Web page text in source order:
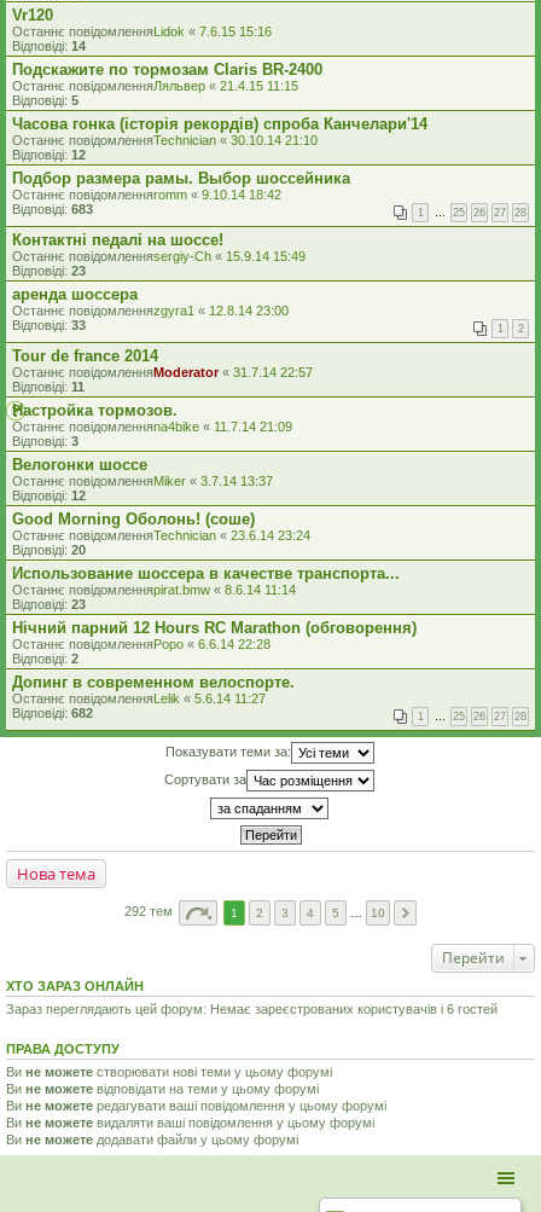
Vr120
Останнє повідомленняLidok « 7.6.15 15:16
Відповіді: 14
Подскажите по тормозам Claris BR-2400
Останнє повідомленняЛяльвер « 21.4.15 11:15
Відповіді: 5
Часова гонка (історія рекордів) спроба Канчелари'14
Останнє повідомленняTechnician « 30.10.14 21:10
Відповіді: 12
Подбор размера рамы. Выбор шоссейника
Останнє повідомленняromm « 9.10.14 18:42
Відповіді: 683 1 … 25 26 27 28
Контактні педалі на шоссе!
Останнє повідомленняsergiy-Ch « 15.9.14 15:49
Відповіді: 23
аренда шоссера
Останнє повідомленняzgyra1 « 12.8.14 23:00
Відповіді: 33 1 2
Tour de france 2014
Останнє повідомленняModerator« 31.7.14 22:57
Відповіді: 11
Настройка тормозов.
Останнє повідомленняna4bike « 11.7.14 21:09
Відповіді: 3
Велогонки шоссе
Останнє повідомленняMiker « 3.7.14 13:37
Відповіді: 12
Good Morning Оболонь! (соше)
Останнє повідомленняTechnician « 23.6.14 23:24
Відповіді: 20
Использование шоссера в качестве транспорта...
Останнє повідомленняpirat.bmw « 8.6.14 11:14
Відповіді: 23
Нічний парний 12 Hours RC Marathon (обговорення)
Останнє повідомленняPopo « 6.6.14 22:28
Відповіді: 2
Допинг в современном велоспорте.
Останнє повідомленняLelik « 5.6.14 11:27
Відповіді: 682 1 … 25 26 27 28
Показувати теми за:
Сортувати за
Нова тема
292 тем 1 2 3 4 5 10
Перейти
ХТО ЗАРАЗ ОНЛАЙН
Зараз переглядають цей форум: Немає зареєстрованих користувачів і 6 гостей
ПРАВА ДОСТУПУ
Ви не можете створювати нові теми у цьому форумі
Ви не можете відповідати на теми у цьому форумі
Ви не можете редагувати ваші повідомлення у цьому форумі
Ви не можете видаляти ваші повідомлення у цьому форумі
Ви не можете додавати файли у цьому форумі